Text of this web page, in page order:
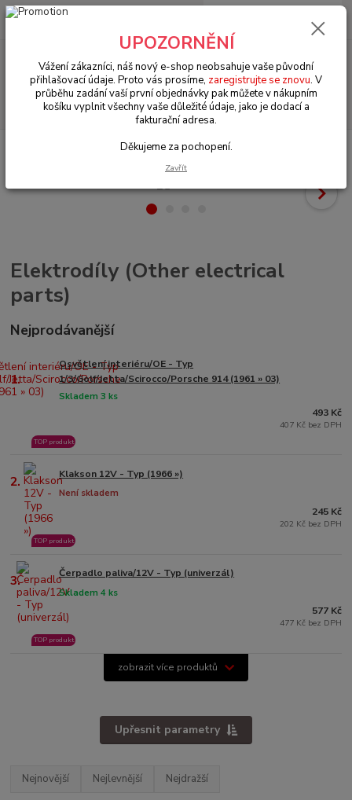
Menu
Hledat
+420 602 330 329
0 Kč
VW LT/Golf/Jetta/Scirocco (1974 » 95)
Elektrodíly (Other electrical
Elektrodíly (Other electrical
parts)
Nejprodávanější
1.
Osvětlení interiéru/OE - Typ
1/3/Golf/Jetta/Scirocco/Porsche 914 (1961 » 03)
Skladem 3 ks
TOP produkt
493 Kč
407 Kč bez DPH
2. Klakson 12V - Typ (1966 »)
Není skladem
TOP produkt
245 Kč
202 Kč bez DPH
3. Čerpadlo paliva/12V - Typ (univerzál)
Skladem 4 ks
TOP produkt
577 Kč
477 Kč bez DPH
zobrazit více produktů
Upřesnit parametry
Nejnovější Nejlevnější Nejdražší
UPOZORNĚNÍ
Vážení zákazníci, náš nový e-shop neobsahuje vaše původní
přihlašovací údaje. Proto vás prosíme, zaregistrujte se znovu. V
průběhu zadání vaší první objednávky pak můžete v nákupním
košíku vyplnit všechny vaše důležité údaje, jako je dodací a
fakturační adresa.
Děkujeme za pochopení.
Zavřít